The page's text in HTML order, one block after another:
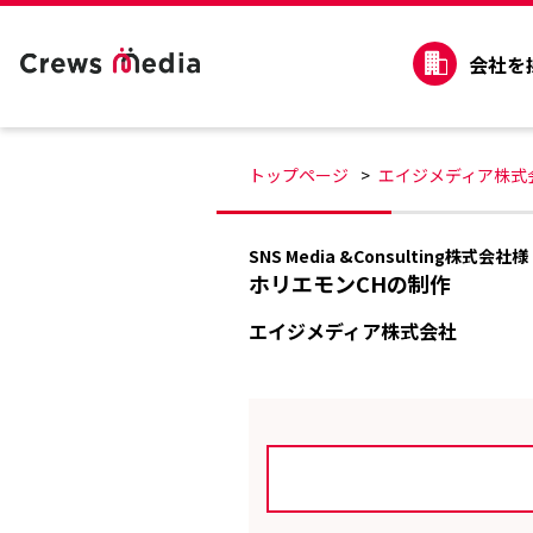
会社を
トップページ エイジメディア株式
SNS Media &Consulting株式会社様
ホリエモンCHの制作
エイジメディア株式会社